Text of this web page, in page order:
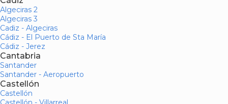
Algeciras 2
Algeciras 3
Cadiz - Algeciras
Cádiz - El Puerto de Sta María
Cádiz - Jerez
Cantabria
Santander
Santander - Aeropuerto
Castellón
Castellón